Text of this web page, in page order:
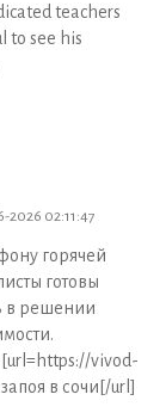
teachers
to see his
2026 02:11:47
горячей
готовы
в решении
[url=https://vivod-
в сочи[/url]